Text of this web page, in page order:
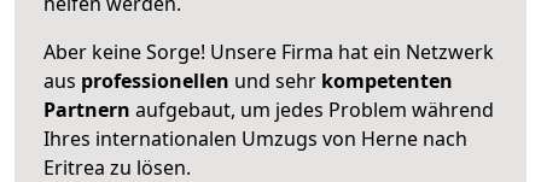
Aber keine Sorge! Unsere Firma hat ein Netzwerk
aus professionellen und sehr kompetenten
Partnern aufgebaut, um jedes Problem während
Ihres internationalen Umzugs von Herne nach
Eritrea zu lösen.